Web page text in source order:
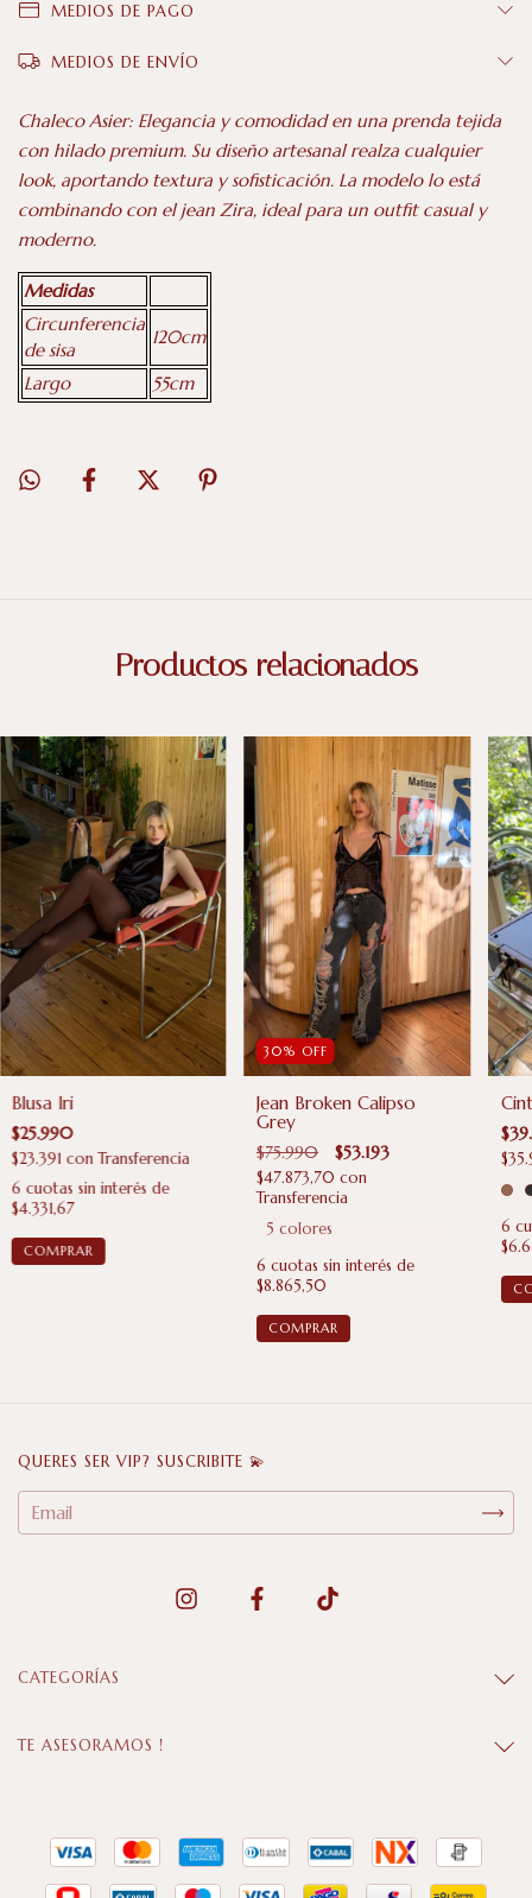
MEDIOS DE PAGO
MEDIOS DE ENVÍO
Chaleco Asier: Elegancia y comodidad en una prenda tejida
con hilado premium. Su diseño artesanal realza cualquier
look, aportando textura y sofisticación. La modelo lo está
combinando con el jean Zira, ideal para un outfit casual y
moderno.
Medidas
Circunferencia
de sisa
120cm
Largo 55cm
Productos relacionados
Blusa Iri
$25.990
$23.391 con Transferencia
6 cuotas sin interés de
$4.331,67
COMPRAR
30% OFF
Jean Broken Calipso
Grey
$75.990 $53.193
$47.873,70 con
Transferencia
5 colores
6 cuotas sin interés de
$8.865,50
COMPRAR
6
QUERES SER VIP? SUSCRIBITE 💫
CATEGORÍAS
TE ASESORAMOS !